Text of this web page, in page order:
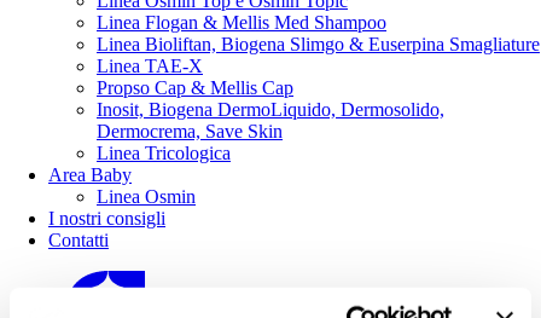
Linea Flogan & Mellis Med Shampoo
Linea Bioliftan, Biogena Slimgo & Euserpina Smagliature
Linea TAE-X
Propso Cap & Mellis Cap
Inosit, Biogena DermoLiquido, Dermosolido,
Dermocrema, Save Skin
Linea Tricologica
Area Baby
Linea Osmin
I nostri consigli
Contatti